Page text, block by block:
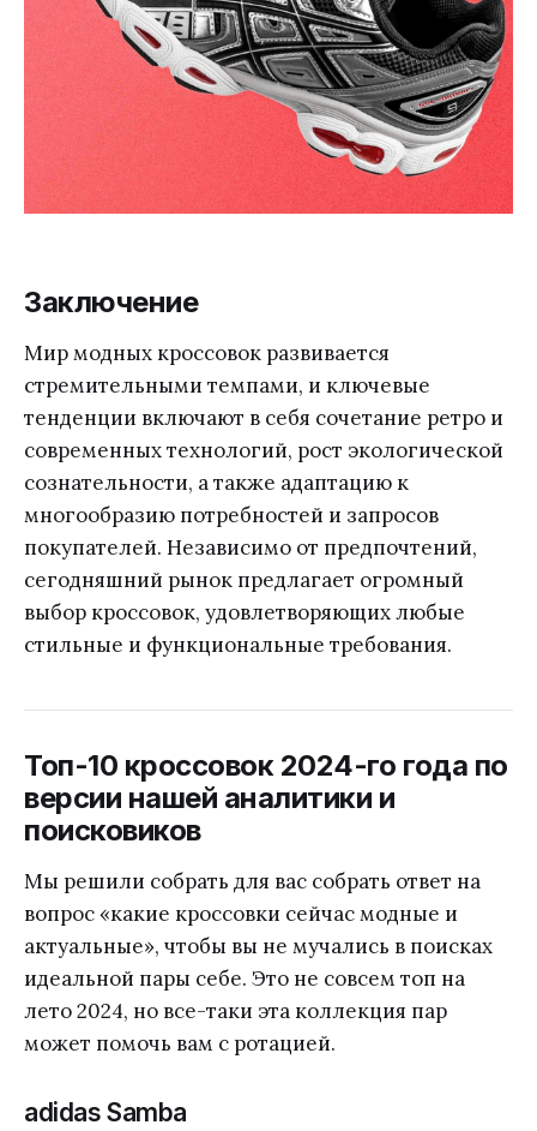
Заключение
Мир модных кроссовок развивается
стремительными темпами, и ключевые
тенденции включают в себя сочетание ретро и
современных технологий, рост экологической
сознательности, а также адаптацию к
многообразию потребностей и запросов
покупателей. Независимо от предпочтений,
сегодняшний рынок предлагает огромный
выбор кроссовок, удовлетворяющих любые
стильные и функциональные требования.
Топ-10 кроссовок 2024-го года по
версии нашей аналитики и
поисковиков
Мы решили собрать для вас собрать ответ на
вопрос «какие кроссовки сейчас модные и
актуальные», чтобы вы не мучались в поисках
идеальной пары себе. Это не совсем топ на
лето 2024, но все-таки эта коллекция пар
может помочь вам с ротацией.
adidas Samba